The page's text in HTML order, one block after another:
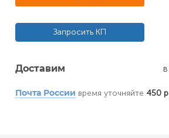
Запросить КП
Доставим в
Почта России время уточняйте 450 р